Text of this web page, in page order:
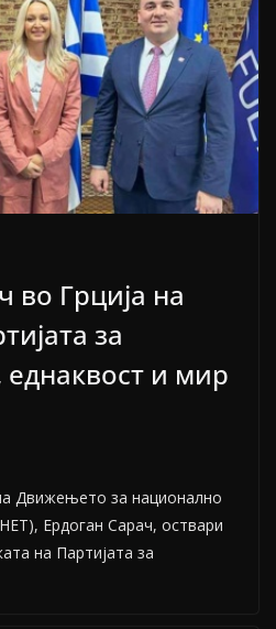
во Грција на
за
еднаквост и мир
Движењето за национално
Ердоган Сарач, оствари
на Партијата за